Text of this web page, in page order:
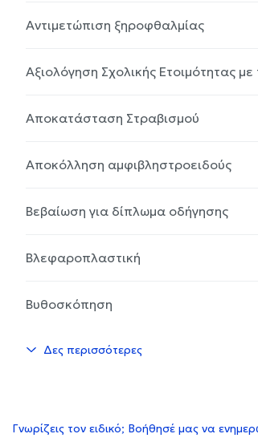
Αντιμετώπιση ξηροφθαλμίας
Αξιολόγηση Σχολικής Ετοιμότητας
Αποκατάσταση Στραβισμού
Αποκόλληση αμφιβληστροειδούς
Βεβαίωση για δίπλωμα οδήγησης
Βλεφαροπλαστική
Βυθοσκόπηση
Δες περισσότερες
Γνωρίζεις τον ειδικό; Βοήθησέ μας να